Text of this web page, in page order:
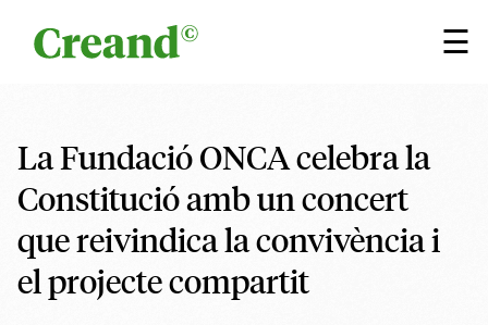
☰
×
La Fundació ONCA celebra la
Constitució amb un concert
que reivindica la convivència i
el projecte compartit